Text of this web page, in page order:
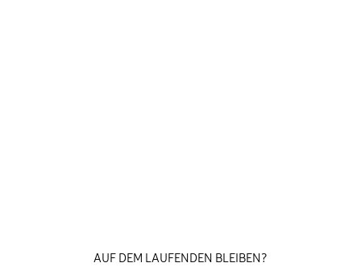
AUF DEM LAUFENDEN BLEIBEN?